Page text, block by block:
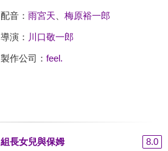
配音： 雨宮天 梅原裕一郎
導演： 川口敬一郎
製作公司： feel.
組長女兒與保姆
8.0